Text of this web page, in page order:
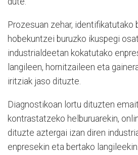
Prozesuan zehar, identifikatutako
hobekuntzei buruzko ikuspegi
industrialdeetan kokatutako
langileen, hornitzaileen eta
iritziak jaso dituzte.
Diagnostikoan lortu dituzten
kontrastatzeko helburuarekin,
dituzte aztergai izan diren
enpresekin eta bertako